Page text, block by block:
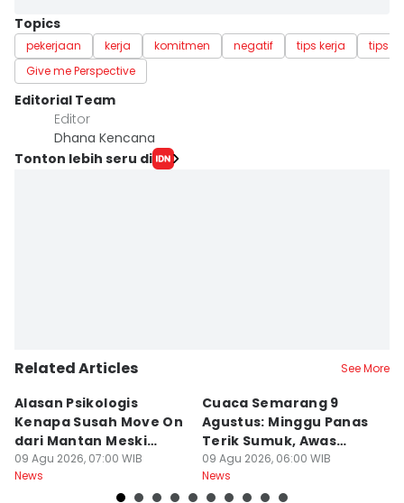
Topics
pekerjaan kerja komitmen negatif tips kerja
tips
Give me Perspective
Editorial Team
Editor
Dhana Kencana
Tonton lebih seru di
Related Articles See More
Alasan Psikologis
Kenapa Susah Move On
dari Mantan Meski
Sudah Disakiti!
09 Agu 2026, 07:00 WIB
News
Cuaca Semarang 9
Agustus: Minggu Panas
Terik Sumuk, Awas
Malam Dingin Bediding!
09 Agu 2026, 06:00 WIB
News